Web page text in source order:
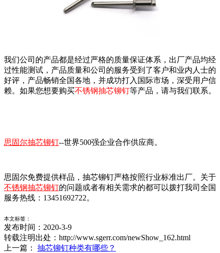
我们公司的产品都是经过严格的质量保证体系，出厂产品均经
过性能测试，产品质量和公司的服务受到了客户和业内人士的
好评，产品畅销全国各地，并成功打入国际市场，深受用户信
赖。如果您想要购买不锈钢抽芯铆钉等产品，请与我们联系。
思固尔抽芯铆钉--世界500强企业合作供应商。
思固尔免费提供样品，抽芯铆钉严格按照行业标准出厂。关于
不锈钢抽芯铆钉的问题或者有相关需求的都可以拨打我司全国
服务热线： 13451692722。
本文标签：
发布时间：2020-3-9
转载注明出处：http://www.sgerr.com/newShow_162.html
上一篇：
抽芯铆钉种类有哪些？